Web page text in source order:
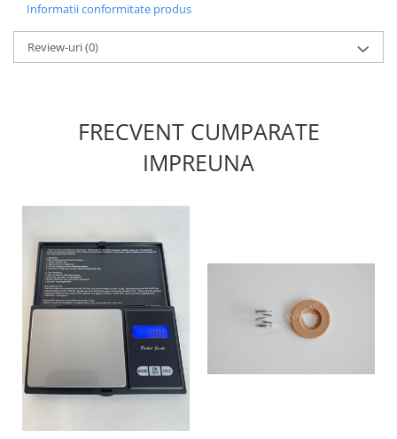
Informatii conformitate produs
Review-uri(0)
FRECVENT CUMPARATE
IMPREUNA